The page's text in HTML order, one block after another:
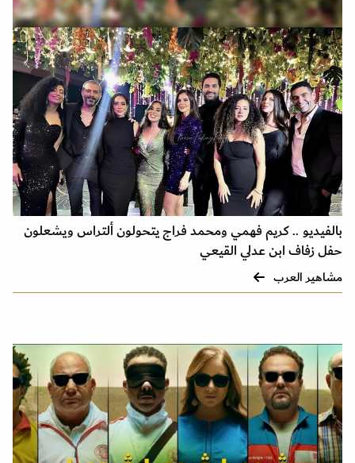
بالفيديو .. كريم فهمي ومحمد فراج يتحولون ألتراس ويشعلون
حفل زفاف ابن عدلي القيعي
مشاهير العرب